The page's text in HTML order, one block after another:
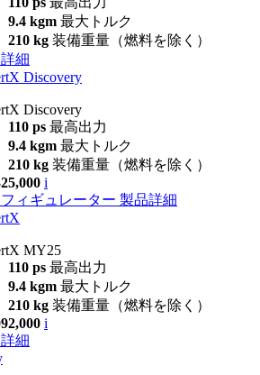
9.4 kgm 最大トルク
210 kg 装備重量（燃料を除く）
細
Discovery
Discovery
110 ps 最高出力
9.4 kgm 最大トルク
210 kg 装備重量（燃料を除く）
i
ィギュレーター 製品詳細
MY25
110 ps 最高出力
9.4 kgm 最大トルク
210 kg 装備重量（燃料を除く）
i
細